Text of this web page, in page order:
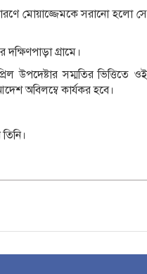
মোয়াজ্জেমকে সরানো হলো সে
গ্রামে।
সম্মতির ভিত্তিতে
অবিলম্বে কার্যকর হবে।